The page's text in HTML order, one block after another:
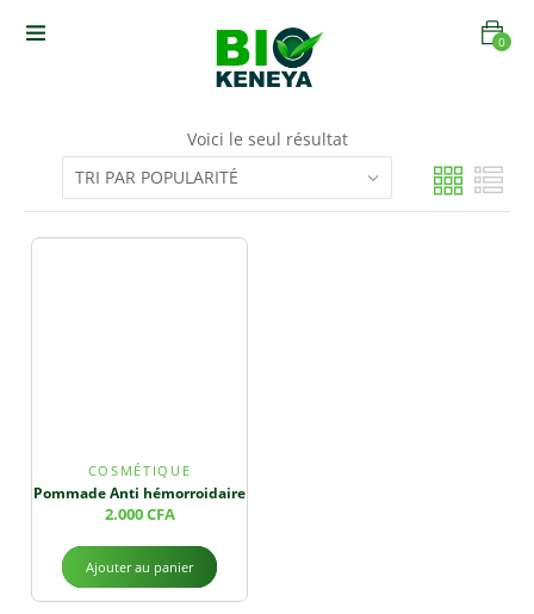
0
Voici le seul résultat
COSMÉTIQUE
Pommade Anti hémorroidaire
2.000CFA
Ajouter au panier